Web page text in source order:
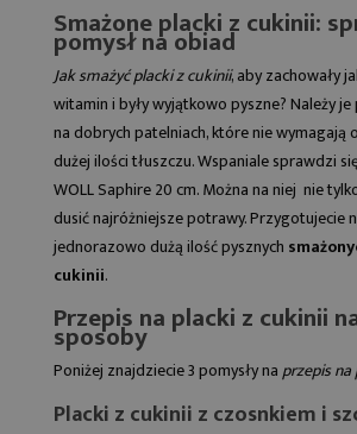
Smażone placki z cukinii:
pomysł na obiad
Jak smażyć placki z cukinii, aby zachowały
witamin i były wyjątkowo pyszne? Należy
na dobrych patelniach, które nie wymagają
dużej ilości tłuszczu. Wspaniale sprawdzi
WOLL Saphire 20 cm. Można na niej nie
dusić najróżniejsze potrawy. Przygotujecie
jednorazowo dużą ilość pysznych
cukinii.
Przepis na placki z cukinii
sposoby
Poniżej znajdziecie 3 pomysły naprzepis
Placki z cukinii z czosnkiem i